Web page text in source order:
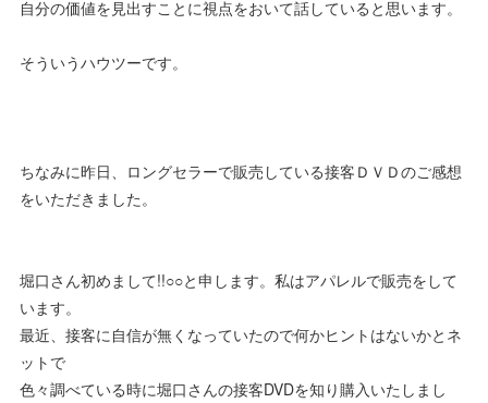
自分の価値を見出すことに視点をおいて話していると思います。
そういうハウツーです。
ちなみに昨日、ロングセラーで販売している接客ＤＶＤのご感想
をいただきました。
堀口さん初めまして!!○○と申します。私はアパレルで販売をして
います。
最近、接客に自信が無くなっていたので何かヒントはないかとネ
ットで
色々調べている時に堀口さんの接客DVDを知り購入いたしまし